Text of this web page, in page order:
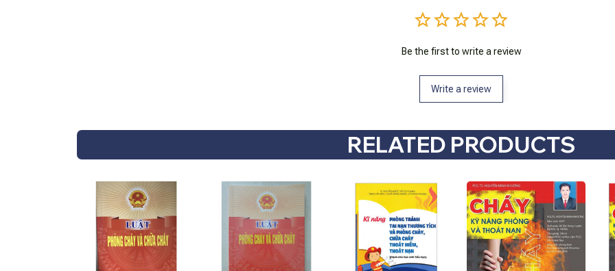
Be the first to write a review
Write a review
RELATED PRODUCTS